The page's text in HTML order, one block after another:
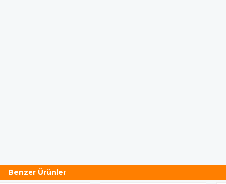
Benzer Ürünler